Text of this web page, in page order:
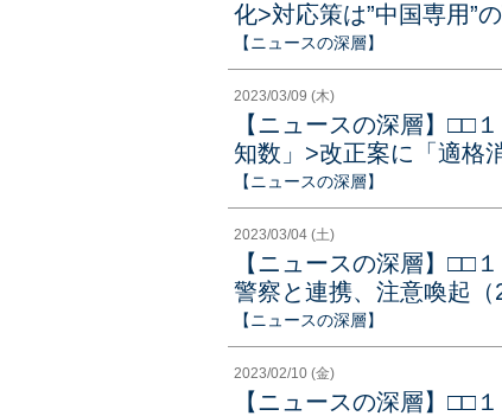
化>対応策は”中国専用”
【ニュースの深層】
2023/03/09 (木)
【ニュースの深層】□□
知数」>改正案に「適格
【ニュースの深層】
2023/03/04 (土)
【ニュースの深層】
警察と連携、注意喚起（
【ニュースの深層】
2023/02/10 (金)
【ニュースの深層】□□